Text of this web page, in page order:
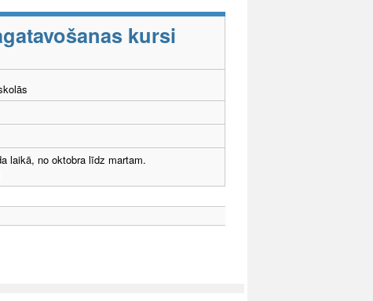
kursi
laikā, no oktobra līdz martam.